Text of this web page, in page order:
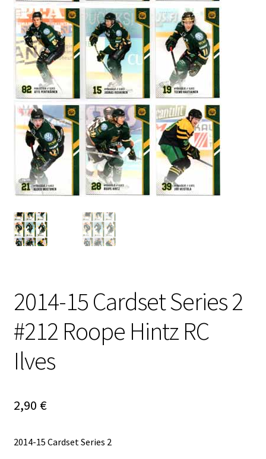
2014-15 Cardset Series 2
#212 Roope Hintz RC
Ilves
2,90 €
2014-15 Cardset Series 2